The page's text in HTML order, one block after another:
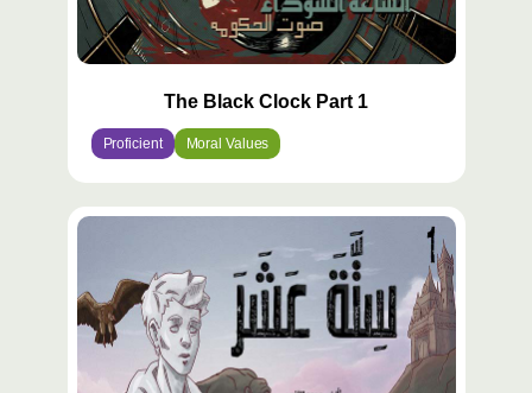
The Black Clock Part 1
Proficient Moral Values